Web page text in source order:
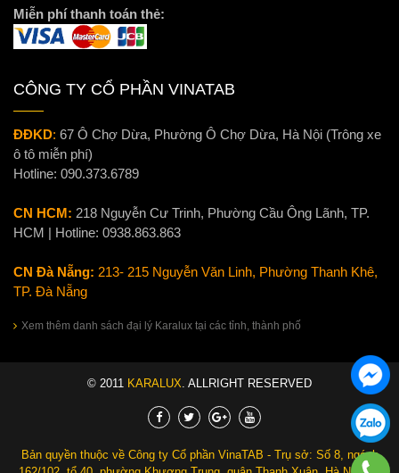
Miễn phí thanh toán thẻ:
CÔNG TY CỔ PHẦN VINATAB
ĐĐKD: 67 Ô Chợ Dừa, Phường Ô Chợ Dừa, Hà Nội (Trông xe
ô tô miễn phí)
Hotline: 090.373.6789
CN HCM: 218 Nguyễn Cư Trinh, Phường Cầu Ông Lãnh, TP.
HCM | Hotline: 0938.863.863
CN Đà Nẵng: 213- 215 Nguyễn Văn Linh, Phường Thanh Khê,
TP. Đà Nẵng
Xem thêm danh sách đại lý Karalux tại các tỉnh, thành phố
© 2011 KARALUX. ALLRIGHT RESERVED
Bản quyền thuộc về Công ty Cổ phần VinaTAB - Trụ sở: Số 8, ngách